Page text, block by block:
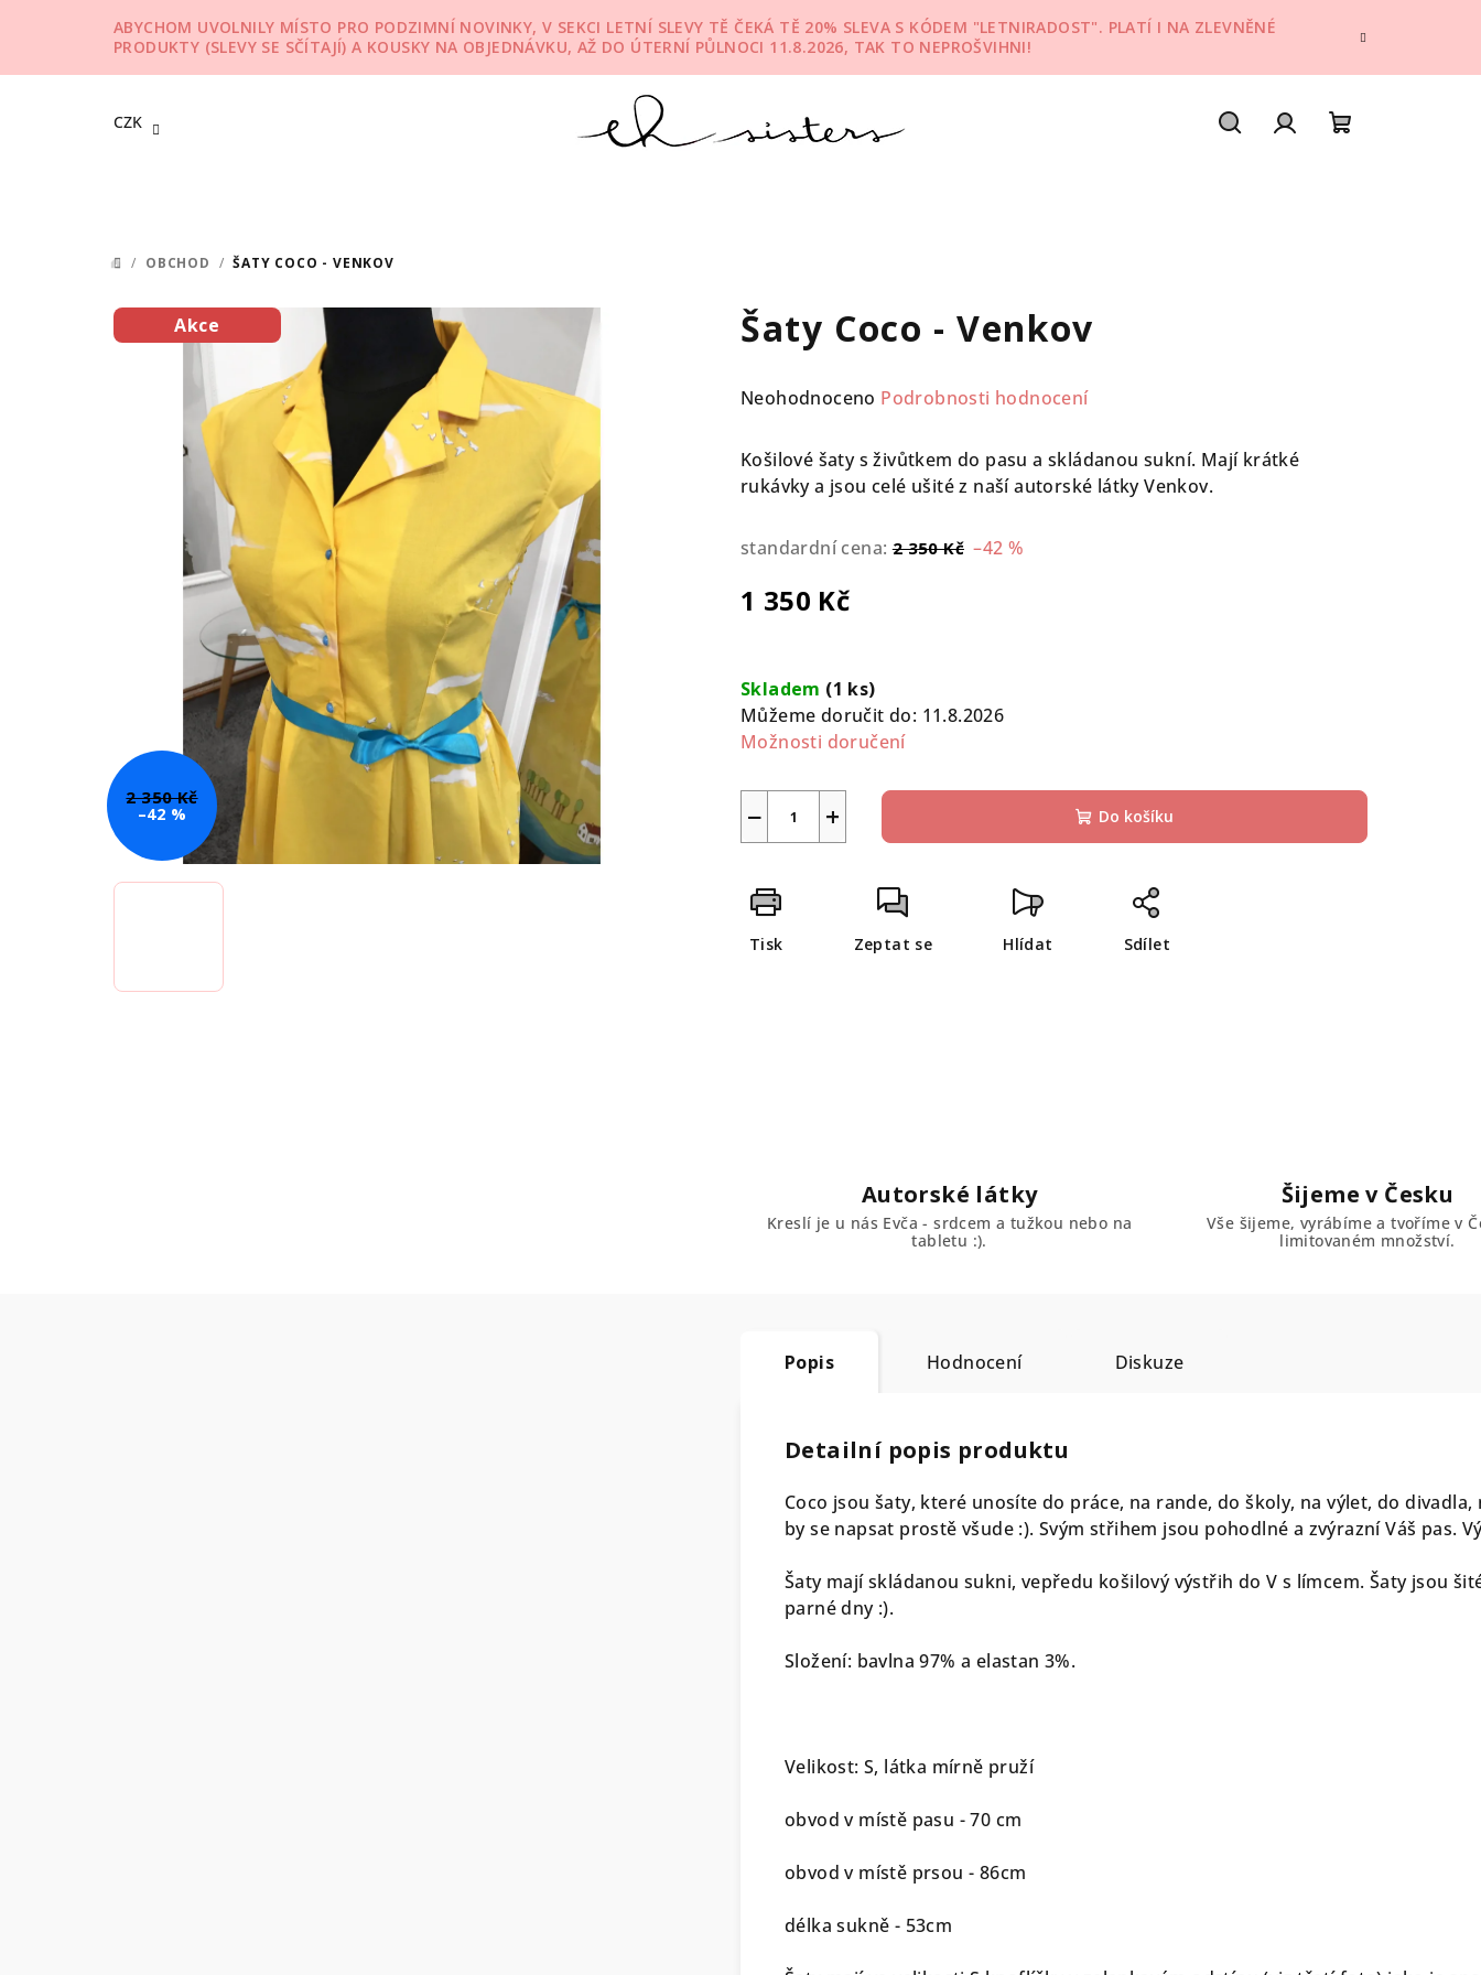
ABYCHOM UVOLNILY MÍSTO PRO PODZIMNÍ NOVINKY, V SEKCI LETNÍ SLEVY TĚ ČEKÁ TĚ 20% SLEVA S KÓDEM "LETNIRADOST". PLATÍ I NA ZLEVNĚNÉ
PRODUKTY (SLEVY SE SČÍTAJÍ) A KOUSKY NA OBJEDNÁVKU, AŽ DO ÚTERNÍ PŮLNOCI 11.8.2026, TAK TO NEPROŠVIHNI!
CZK
DOMŮ
/ OBCHOD / ŠATY COCO - VENKOV
Šaty Coco - Venkov
Průměrné
produktu
5
Neohodnoceno Podrobnosti hodnocení
Košilové šaty s živůtkem do pasu a skládanou sukní. Mají krátké
rukávky a jsou celé ušité z naší autorské látky Venkov.
standardní cena: 2 350 Kč –42 %
1 350 Kč
cena:
Skladem (1 ks)
Můžeme doručit do: 11.8.2026
Možnosti doručení
+
− Do košíku
Tisk Zeptat se Hlídat Sdílet
Akce
2 350 Kč
–42 %
Autorské látky
Kreslí je u nás Evča - srdcem a tužkou nebo na
tabletu :).
Šijeme v Česku
Vše šijeme, vyrábíme a tvoříme v
limitovaném množství.
Popis Hodnocení Diskuze
Detailní popis produktu
Coco jsou šaty, které unosíte do práce, na rande, do školy, na výlet, do
by se napsat prostě všude :). Svým střihem jsou pohodlné a zvýrazní Váš
Šaty mají skládanou sukni, vepředu košilový výstřih do V s límcem. Šaty jsou
parné dny :).
Složení: bavlna 97% a elastan 3%.
Velikost: S, látka mírně pruží
obvod v místě pasu - 70 cm
obvod v místě prsou - 86cm
délka sukně - 53cm